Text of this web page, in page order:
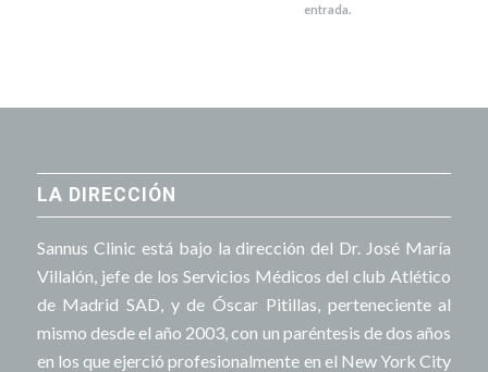
entrada.
LA DIRECCIÓN
Sannus Clinic está bajo la dirección del Dr. José María
Villalón, jefe de los Servicios Médicos del club Atlético
de Madrid SAD, y de Óscar Pitillas, perteneciente al
mismo desde el año 2003, con un paréntesis de dos años
en los que ejerció profesionalmente en el New York City